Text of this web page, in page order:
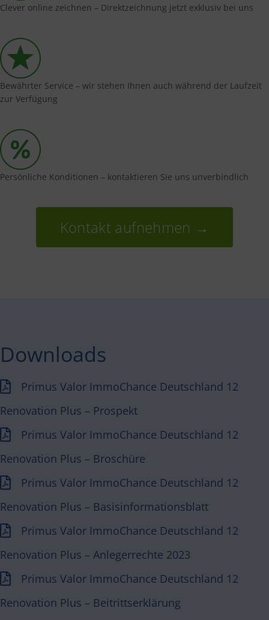
Clever online zeichnen – Direktzeichnung jetzt exklusiv bei uns
Bewährter Service – wir stehen Ihnen auch während der Laufzeit
zur Verfügung
Persönliche Konditionen – kontaktieren Sie uns unverbindlich
Kontakt aufnehmen →
Downloads
Primus Valor ImmoChance Deutschland 12
Renovation Plus – Prospekt
Primus Valor ImmoChance Deutschland 12
Renovation Plus – Broschüre
Primus Valor ImmoChance Deutschland 12
Renovation Plus – Basisinformationsblatt
Primus Valor ImmoChance Deutschland 12
Renovation Plus – Anlegerrechte 2023
Primus Valor ImmoChance Deutschland 12
Renovation Plus – Beitrittserklärung